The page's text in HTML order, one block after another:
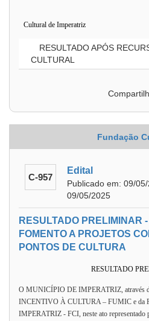
Presidente
Cultural de Imperatriz
RESULTADO APÓS
CULTURAL
Fundação
C-957
Edital
Publicado em: 09/
09/05/2025
RESULTADO PRELIMINAR
FOMENTO A PROJETOS
PONTOS DE CULTURA
RESULTADO
O MUNICÍPIO DE IMPERATRIZ,
INCENTIVO À CULTURA – FUMIC e
IMPERATRIZ - FCI, neste ato representado